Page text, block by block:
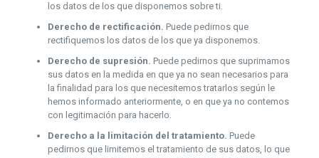
los datos de los que disponemos sobre ti.
Derecho de rectificación. Puede pedirnos que
rectifiquemos los datos de los que ya disponemos.
Derecho de supresión. Puede pedirnos que suprimamos
sus datos en la medida en que ya no sean necesarios para
la finalidad para los que necesitemos tratarlos según le
hemos informado anteriormente, o en que ya no contemos
con legitimación para hacerlo.
Derecho a la limitación del tratamiento. Puede
pedirnos que limitemos el tratamiento de sus datos, lo que